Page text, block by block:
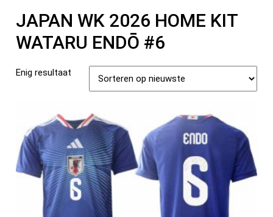
JAPAN WK 2026 HOME KIT
WATARU ENDŌ #6
Enig resultaat